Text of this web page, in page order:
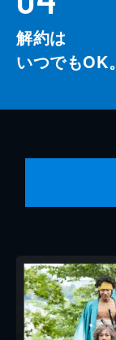
解約は
いつでもOK。